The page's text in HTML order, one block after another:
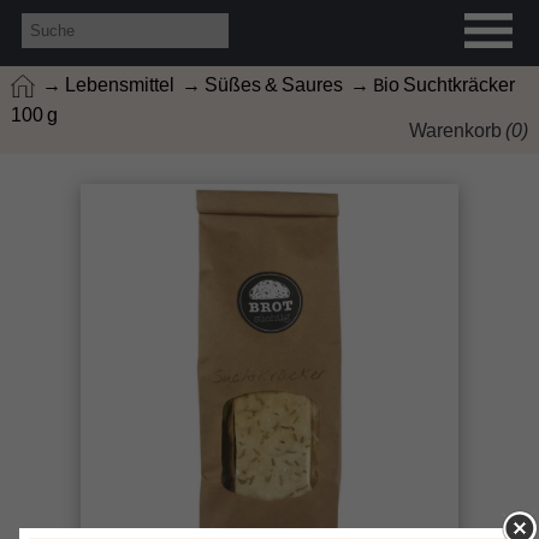
→ Lebensmittel → Süßes & Saures → Bio Suchtkräcker
100 g
Warenkorb (0)